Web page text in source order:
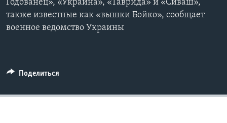
Годованец», «Украина», «Таврида» и «Сиваш»,
также известные как «вышки Бойко», сообщает
военное ведомство Украины
Поделиться